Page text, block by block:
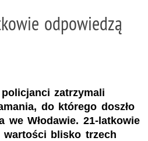
odpowiedzą
zatrzymali
do którego doszło
we Włodawie. 21-latkowie
blisko trzech